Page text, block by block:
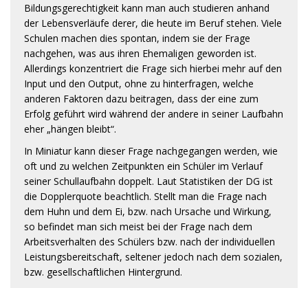
Bildungsgerechtigkeit kann man auch studieren anhand
der Lebensverläufe derer, die heute im Beruf stehen. Viele
Schulen machen dies spontan, indem sie der Frage
nachgehen, was aus ihren Ehemaligen geworden ist.
Allerdings konzentriert die Frage sich hierbei mehr auf den
Input und den Output, ohne zu hinterfragen, welche
anderen Faktoren dazu beitragen, dass der eine zum
Erfolg geführt wird während der andere in seiner Laufbahn
eher „hängen bleibt“.
In Miniatur kann dieser Frage nachgegangen werden, wie
oft und zu welchen Zeitpunkten ein Schüler im Verlauf
seiner Schullaufbahn doppelt. Laut Statistiken der DG ist
die Dopplerquote beachtlich. Stellt man die Frage nach
dem Huhn und dem Ei, bzw. nach Ursache und Wirkung,
so befindet man sich meist bei der Frage nach dem
Arbeitsverhalten des Schülers bzw. nach der individuellen
Leistungsbereitschaft, seltener jedoch nach dem sozialen,
bzw. gesellschaftlichen Hintergrund.